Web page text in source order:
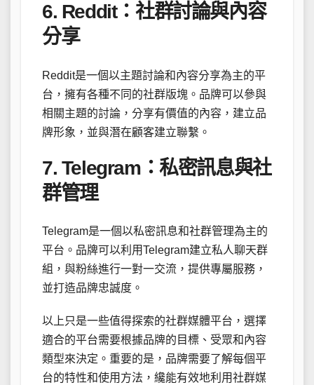
6. Reddit：社群討論與內容
分享
Reddit是一個以主題討論和內容分享為主的平
台，擁有各種不同的社群版塊。品牌可以參與
相關主題的討論，分享有價值的內容，建立品
牌形象，並與潛在顧客建立聯繫。
7. Telegram：私密訊息與社
群管理
Telegram是一個以私密訊息和社群管理為主的
平台。品牌可以利用Telegram建立私人聊天群
組，與粉絲進行一對一交流，提供專屬服務，
並打造品牌忠誠度。
以上只是一些值得探索的社群媒體平台，選擇
適合的平台需要根據品牌的目標、受眾和內容
類型來決定。重要的是，品牌需要了解每個平
台的特性和使用方法，纔能有效地利用社群媒